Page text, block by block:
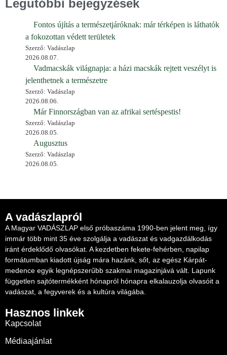
Legutóbbi bejegyzések
Fontos újítás a természetjáróknak: már térképen is láthatók
a fokozottan védett területek
Szerző: Vadászlap
2026.08.07.
Vadmacskák világnapja: a házi macskák rejtett veszélyt is
jelenthetnek a természetre
Szerző: Vadászlap
2026.08.06.
Már Finnországban van az afrikai sertéspestis!
Szerző: Vadászlap
2026.08.05.
Augusztus
Szerző: Vadászlap
2026.08.05.
A vadászlapról
A Magyar VADÁSZLAP első próbaszáma 1990-ben jelent meg, így
immár több mint 35 éve szolgálja a vadászat és vadgazdálkodás
iránt érdeklődő olvasókat. A kezdetben fekete-fehérben, napilap
formátumban kiadott újság mára hazánk, sőt, az egész Kárpát-
medence egyik legnépszerűbb szakmai magazinjává vált. Lapunk
független sajtótermékként hónapról hónapra elkalauzolja olvasóit a
vadászat, a fegyverek és a kultúra világába.
Hasznos linkek
Kapcsolat
Médiaajánlat